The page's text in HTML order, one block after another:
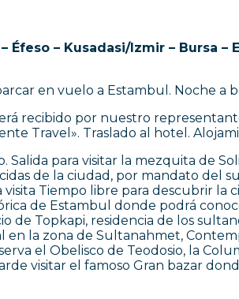
– Kusadasi/Izmir – Bursa –
en vuelo a Estambul. Noche a
recibido por nuestro
Travel». Traslado al hotel.
Salida para visitar la mezquita de
de la ciudad, por mandato del
Tiempo libre para descubrir
de Estambul donde podrá
de Topkapi, residencia de los
la zona de Sultanahmet,
el Obelisco de Teodosio, la
visitar el famoso Gran bazar